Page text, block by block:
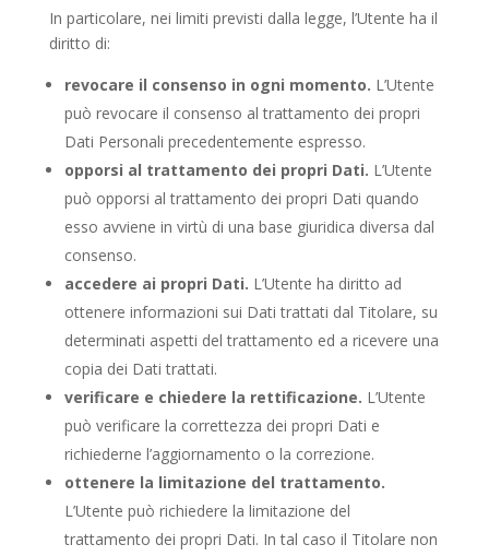
In particolare, nei limiti previsti dalla legge, l’Utente ha il
diritto di:
revocare il consenso in ogni momento. L’Utente
può revocare il consenso al trattamento dei propri
Dati Personali precedentemente espresso.
opporsi al trattamento dei propri Dati. L’Utente
può opporsi al trattamento dei propri Dati quando
esso avviene in virtù di una base giuridica diversa dal
consenso.
accedere ai propri Dati. L’Utente ha diritto ad
ottenere informazioni sui Dati trattati dal Titolare, su
determinati aspetti del trattamento ed a ricevere una
copia dei Dati trattati.
verificare e chiedere la rettificazione. L’Utente
può verificare la correttezza dei propri Dati e
richiederne l’aggiornamento o la correzione.
ottenere la limitazione del trattamento.
L’Utente può richiedere la limitazione del
trattamento dei propri Dati. In tal caso il Titolare non